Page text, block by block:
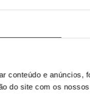
conteúdo e anúncios,
do site com os